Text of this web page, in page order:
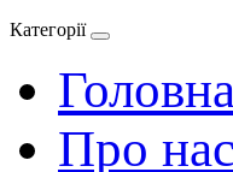
Категорії
Головна
Про нас